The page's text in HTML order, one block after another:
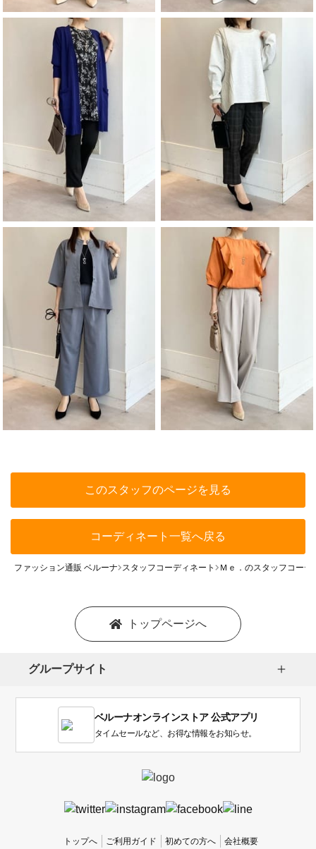
このスタッフのページを見る
コーディネート一覧へ戻る
ファッション通販 ベルーナ スタッフコーディネート Ｍｅ．のスタッフコーデ
トップページへ
グループサイト
ベルーナオンラインストア 公式アプリ
タイムセールなど、お得な情報をお知らせ。
トップへ ご利用ガイド 初めての方へ 会社概要